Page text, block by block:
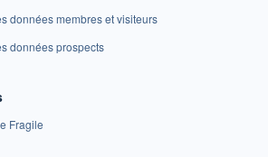
données membres et visiteurs
données prospects
Fragile